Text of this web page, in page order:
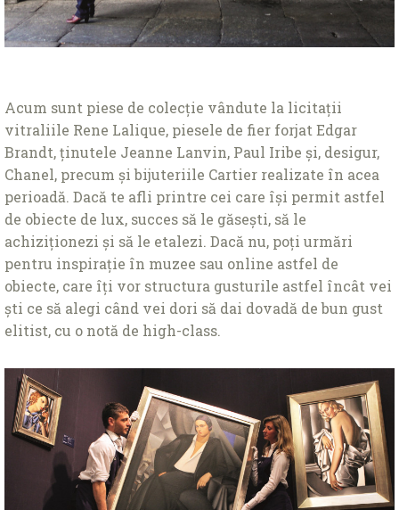
Acum sunt piese de colecţie vândute la licitaţii
vitraliile Rene Lalique, piesele de fier forjat Edgar
Brandt, ţinutele Jeanne Lanvin, Paul Iribe și, desigur,
Chanel, precum și bijuteriile Cartier realizate în acea
perioadă. Dacă te afli printre cei care își permit astfel
de obiecte de lux, succes să le găsești, să le
achiziţionezi și să le etalezi. Dacă nu, poţi urmări
pentru inspiraţie în muzee sau online astfel de
obiecte, care îţi vor structura gusturile astfel încât vei
ști ce să alegi când vei dori să dai dovadă de bun gust
elitist, cu o notă de high-class.